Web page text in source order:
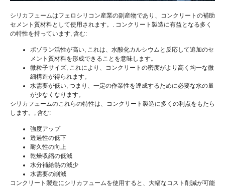
シリカフュームはフェロシリコン産業の副産物であり、コンクリートの補助
セメント質材料として使用されます。. コンクリート製造に有益となる多く
の特性を持っています, 含む:
ポゾラン活性が高い, これは、水酸化カルシウムと反応して追加のセ
メント質材料を形成できることを意味します。
微粒子サイズ, これにより、コンクリートの密度がより高く均一な微
細構造が得られます。
水需要が低い, つまり、一定の作業性を達成するために必要な水の量
が少なくなります。
シリカフュームのこれらの特性は、コンクリート製造に多くの利点をもたら
します。, 含む:
強度アップ
透過性の低下
耐久性の向上
乾燥収縮の低減
水分補給熱の減少
水需要の削減
コンクリート製造にシリカフュームを使用すると、大幅なコスト削減が可能